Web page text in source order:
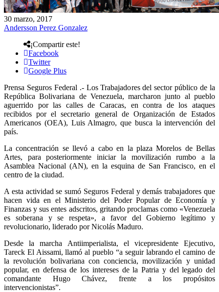
30 marzo, 2017
Andersson Perez Gonzalez
¡Compartir este!
Facebook
Twitter
Google Plus
Prensa Seguros Federal .- Los Trabajadores del sector público de la
República Bolivariana de Venezuela, marcharon junto al pueblo
aguerrido por las calles de Caracas, en contra de los ataques
recibidos por el secretario general de Organización de Estados
Americanos (OEA), Luis Almagro, que busca la intervención del
país.
La concentración se llevó a cabo en la plaza Morelos de Bellas
Artes, para posteriormente iniciar la movilización rumbo a la
Asamblea Nacional (AN), en la esquina de San Francisco, en el
centro de la ciudad.
A esta actividad se sumó Seguros Federal y demás trabajadores que
hacen vida en el Ministerio del Poder Popular de Economía y
Finanzas y sus entes adscritos, gritando proclamas como «Venezuela
es soberana y se respeta», a favor del Gobierno legítimo y
revolucionario, liderado por Nicolás Maduro.
Desde la marcha Antiimperialista, el vicepresidente Ejecutivo,
Tareck El Aissami, llamó al pueblo “a seguir labrando el camino de
la revolución bolivariana con conciencia, movilización y unidad
popular, en defensa de los intereses de la Patria y del legado del
comandante Hugo Chávez, frente a los propósitos
intervencionistas”.